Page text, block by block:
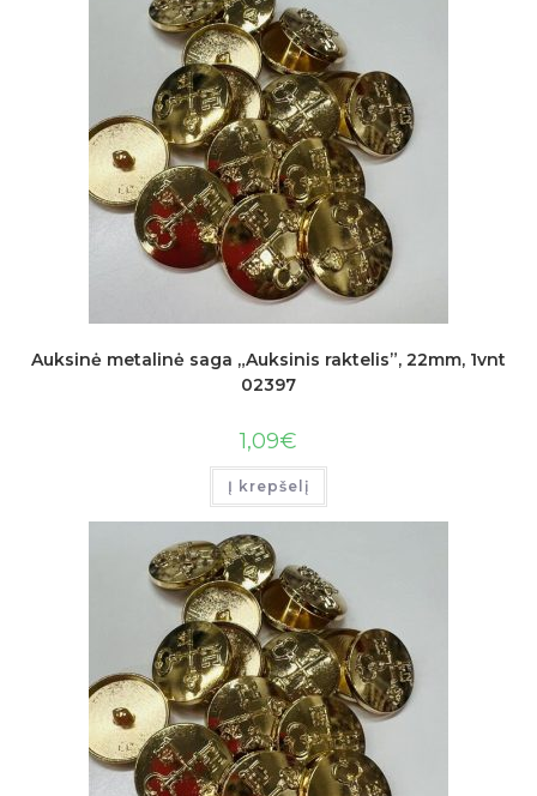
Auksinė metalinė saga „Auksinis raktelis”, 22mm, 1vnt
02397
1,09€
Į krepšelį